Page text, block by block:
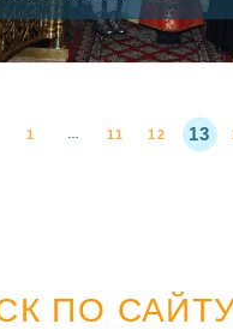
1 … 11 12 13
ПО